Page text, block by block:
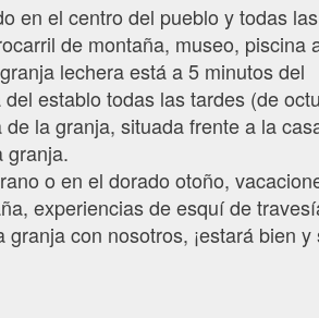
en el centro del pueblo y todas las
de montaña, museo, piscina
lechera está a 5 minutos del
establo todas las tardes (de
la granja, situada frente a la
granja.
o en el dorado otoño,
experiencias de esquí de
con nosotros, ¡estará bien y